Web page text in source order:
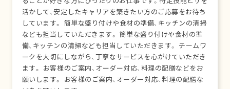
活かして、安定したキャリアを築きたい方のご応募をお待ち
しています。 簡単な盛り付けや食材の準備、キッチンの清掃
なども担当していただきます。 簡単な盛り付けや食材の準
備、キッチンの清掃なども担当していただきます。 チームワ
ークを大切にしながら、丁寧なサービスを心がけていただき
ます。 お客様のご案内、オーダー対応、料理の配膳などをお
願いします。 お客様のご案内、オーダー対応、料理の配膳な